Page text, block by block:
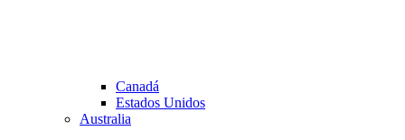
Canadá
Estados Unidos
Australia